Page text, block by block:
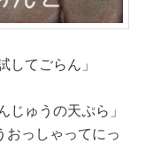
してごらん」
ゅうの天ぷら」
おっしゃってにっ